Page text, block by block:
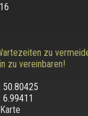
zu
zu vereinbaren!
50.80425
6.99411
Karte